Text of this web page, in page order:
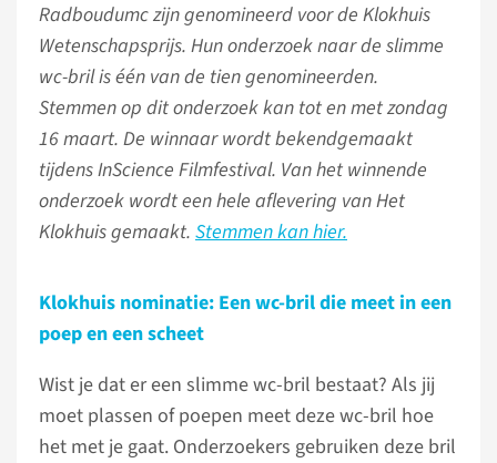
Radboudumc zijn genomineerd voor de Klokhuis
Wetenschapsprijs. Hun onderzoek naar de slimme
wc-bril is één van de tien genomineerden.
Stemmen op dit onderzoek kan tot en met zondag
16 maart. De winnaar wordt bekendgemaakt
tijdens InScience Filmfestival. Van het winnende
onderzoek wordt een hele aflevering van Het
Klokhuis gemaakt. Stemmen kan hier.
Klokhuis nominatie: Een wc-bril die meet in een
poep en een scheet
Wist je dat er een slimme wc-bril bestaat? Als jij
moet plassen of poepen meet deze wc-bril hoe
het met je gaat. Onderzoekers gebruiken deze bril